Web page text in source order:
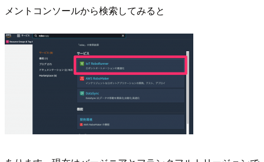
メントコンソールから検索してみると